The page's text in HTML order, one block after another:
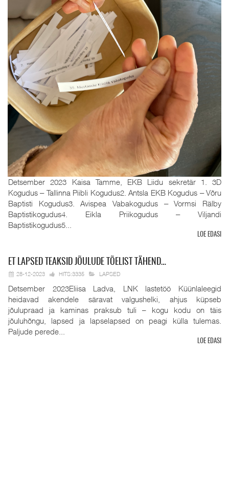
Detsember 2023 Kaisa Tamme, EKB Liidu sekretär 1. 3D
Kogudus ‒ Tallinna Piibli Kogudus2. Antsla EKB Kogudus ‒ Võru
Baptisti Kogudus3. Avispea Vabakogudus ‒ Vormsi Rälby
Baptistikogudus4. Eikla Priikogudus ‒ Viljandi
Baptistikogudus5...
LOE EDASI
ET LAPSED TEAKSID JÕULUDE TÕELIST TÄHEND…
28-12-2023 HITS:3335 LAPSED
Detsember 2023Eliisa Ladva, LNK lastetöö Küünlaleegid
heidavad akendele säravat valgushelki, ahjus küpseb
jõulupraad ja kaminas praksub tuli – kogu kodu on täis
jõuluhõngu, lapsed ja lapselapsed on peagi külla tulemas.
Paljude perede...
LOE EDASI